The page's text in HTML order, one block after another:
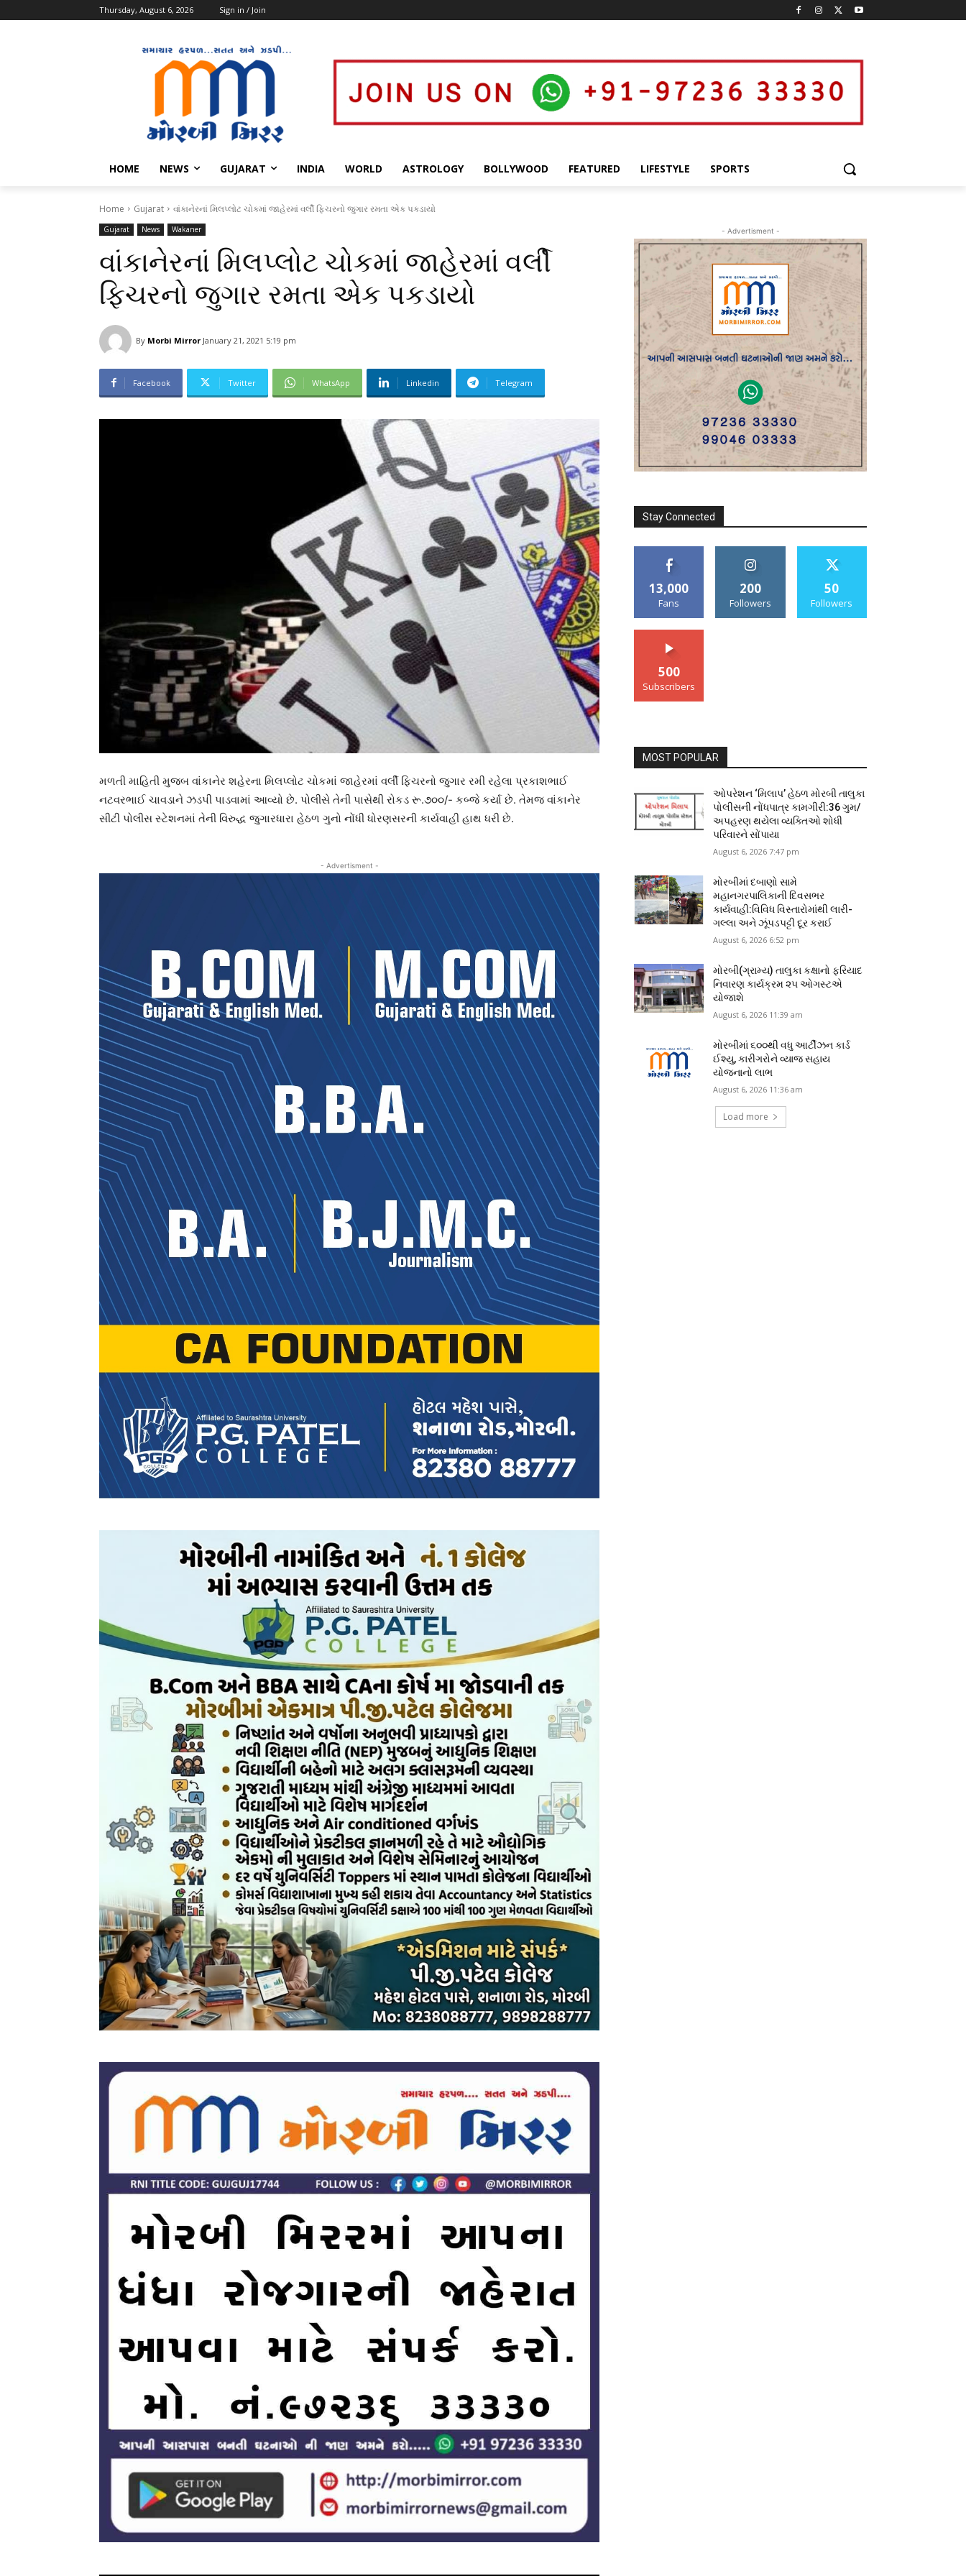
Thursday, August 6, 2026 Sign in / Join
HOME NEWS GUJARAT INDIA WORLD ASTROLOGY BOLLYWOOD FEATURED LIFESTYLE SPORTS
Home Gujarat વાંકાનેરનાં મિલપ્લોટ ચોકમાં જાહેરમાં વર્લી ફિચરનો જુગાર રમતા એક પકડાયો
Gujarat News Wakaner
વાંકાનેરનાં મિલપ્લોટ ચોકમાં જાહેરમાં વર્લી
ફિચરનો જુગાર રમતા એક પકડાયો
By Morbi Mirror January 21, 2021 5:19 pm
Facebook Twitter WhatsApp Linkedin Telegram
મળતી માહિતી મુજબ વાંકાનેર શહેરના મિલપ્લોટ ચોકમાં જાહેરમાં વર્લી ફિચરનો જુગાર રમી રહેલા પ્રકાશભાઈ
નટવરભાઈ ચાવડાને ઝડપી પાડવામાં આવ્યો છે. પોલીસે તેની પાસેથી રોકડ રૂ.૭૦૦/- કબ્જે કર્યા છે. તેમજ વાંકાનેર
સીટી પોલીસ સ્ટેશનમાં તેની વિરુદ્ધ જુગારધારા હેઠળ ગુનો નોંધી ધોરણસરની કાર્યવાહી હાથ ધરી છે.
- Advertisment -
- Advertisment -
Stay Connected
13,000
Fans
200
Followers
50
Followers
500
Subscribers
MOST POPULAR
ઓપરેશન ‘મિલાપ’ હેઠળ મોરબી તાલુકા
પોલીસની નોંધપાત્ર કામગીરી:36 ગુમ/
અપહરણ થયેલા વ્યક્તિઓ શોધી
પરિવારને સોંપાયા
August 6, 2026 7:47 pm
મોરબીમાં દબાણો સામે
મહાનગરપાલિકાની દિવસભર
કાર્યવાહી:વિવિધ વિસ્તારોમાંથી લારી-
ગલ્લા અને ઝૂંપડપટ્ટી દૂર કરાઈ
August 6, 2026 6:52 pm
મોરબી(ગ્રામ્ય) તાલુકા કક્ષાનો ફરિયાદ
નિવારણ કાર્યક્રમ ૨૫ ઓગસ્ટએ
યોજાશે
August 6, 2026 11:39 am
મોરબીમાં ૬૦૦થી વધુ આર્ટીઝન કાર્ડ
ઈશ્યુ, કારીગરોને વ્યાજ સહાય
યોજનાનો લાભ
August 6, 2026 11:36 am
Load more